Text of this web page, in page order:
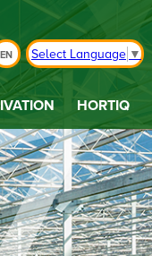
EN Select Language ▼
HORTIQ